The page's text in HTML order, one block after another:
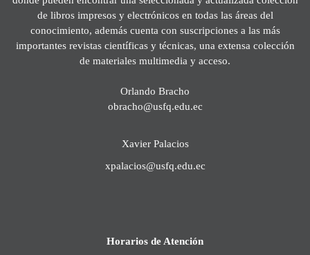
de libros impresos y electrónicos en todas las áreas del
conocimiento, además cuenta con suscripciones a las más
importantes revistas científicas y técnicas, una extensa colección
de materiales multimedia y acceso.
Orlando Bracho
obracho@usfq.edu.ec
Xavier Palacios
xpalacios@usfq.edu.ec
Horarios de Atención